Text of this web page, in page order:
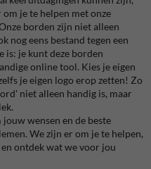
je te helpen met onze
borden zijn niet alleen
nog eens bestand tegen een
is: je kunt deze borden
online tool. Kies je eigen
je eigen logo erop zetten! Zo
niet alleen handig is, maar
wensen en de beste
We zijn er om je te helpen,
ontdek wat we voor jou